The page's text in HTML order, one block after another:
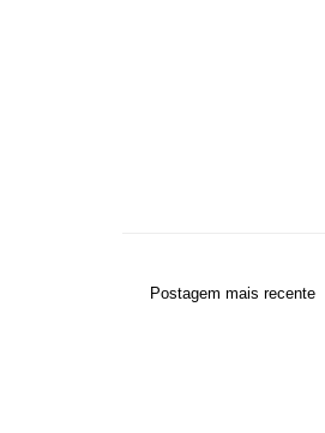
Postagem mais recente